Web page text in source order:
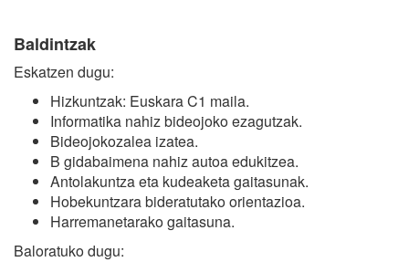
Baldintzak
Eskatzen dugu:
Hizkuntzak: Euskara C1 maila.
Informatika nahiz bideojoko ezagutzak.
Bideojokozalea izatea.
B gidabaimena nahiz autoa edukitzea.
Antolakuntza eta kudeaketa gaitasunak.
Hobekuntzara bideratutako orientazioa.
Harremanetarako gaitasuna.
Baloratuko dugu: